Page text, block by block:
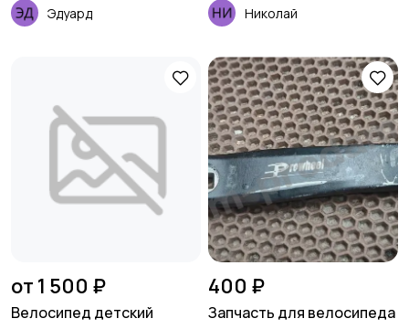
Эдуард Николай
от 1 500 ₽
Велосипед детский
400 ₽
Запчасть для велосипеда